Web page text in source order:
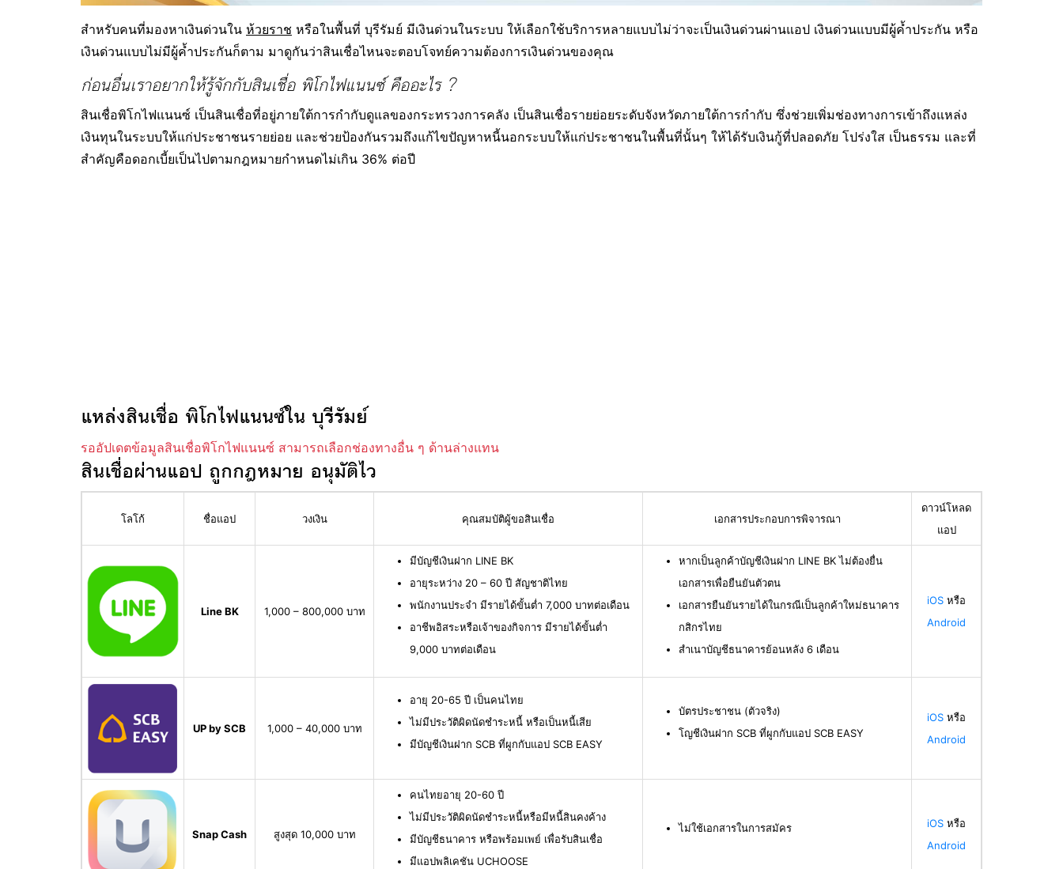
สำหรับคนที่มองหาเงินด่วนใน ห้วยราช หรือในพื้นที่ บุรีรัมย์ มีเงินด่วนในระบบ ให้เลือกใช้บริการหลายแบบไม่ว่าจะเป็นเงินด่วนผ่านแอป เงินด่วนแบบมีผู้ค้ำประกัน หรือ
เงินด่วนแบบไม่มีผู้ค้ำประกันก็ตาม มาดูกันว่าสินเชื่อไหนจะตอบโจทย์ความต้องการเงินด่วนของคุณ
ก่อนอื่นเราอยากให้รู้จักกับสินเชื่อ พิโกไฟแนนซ์ คืออะไร ?
สินเชื่อพิโกไฟแนนซ์ เป็นสินเชื่อที่อยู่ภายใต้การกำกับดูแลของกระทรวงการคลัง เป็นสินเชื่อรายย่อยระดับจังหวัดภายใต้การกำกับ ซึ่งช่วยเพิ่มช่องทางการเข้าถึงแหล่ง
เงินทุนในระบบให้แก่ประชาชนรายย่อย และช่วยป้องกันรวมถึงแก้ไขปัญหาหนี้นอกระบบให้แก่ประชาชนในพื้นที่นั้นๆ ให้ได้รับเงินกู้ที่ปลอดภัย โปร่งใส เป็นธรรม และที่
สำคัญคือดอกเบี้ยเป็นไปตามกฎหมายกำหนดไม่เกิน 36% ต่อปี
แหล่งสินเชื่อ พิโกไฟแนนซ์ใน บุรีรัมย์
รออัปเดตข้อมูลสินเชื่อพิโกไฟแนนซ์ สามารถเลือกช่องทางอื่น ๆ ด้านล่างแทน
สินเชื่อผ่านแอป ถูกกฎหมาย อนุมัติไว
โลโก้ ชื่อแอป วงเงิน คุณสมบัติผู้ขอสินเชื่อ เอกสารประกอบการพิจารณา
ดาวน์โหลด
แอป
Line BK 1,000 – 800,000 บาท
มีบัญชีเงินฝาก LINE BK
อายุระหว่าง 20 – 60 ปี สัญชาติไทย
พนักงานประจำ มีรายได้ขั้นต่ำ 7,000 บาทต่อเดือน
อาชีพอิสระหรือเจ้าของกิจการ มีรายได้ขั้นต่ำ
9,000 บาทต่อเดือน
หากเป็นลูกค้าบัญชีเงินฝาก LINE BK ไม่ต้องยื่น
เอกสารเพื่อยืนยันตัวตน
เอกสารยืนยันรายได้ในกรณีเป็นลูกค้าใหม่ธนาคาร
กสิกรไทย
สำเนาบัญชีธนาคารย้อนหลัง 6 เดือน
iOS หรือ
Android
UP by SCB 1,000 – 40,000 บาท
อายุ 20-65 ปี เป็นคนไทย
ไม่มีประวัติผิดนัดชำระหนี้ หรือเป็นหนี้เสีย
มีบัญชีเงินฝาก SCB ที่ผูกกับแอป SCB EASY
บัตรประชาชน (ตัวจริง)
โญชีเงินฝาก SCB ที่ผูกกับแอป SCB EASY
iOS หรือ
Android
Snap Cash สูงสุด 10,000 บาท
คนไทยอายุ 20-60 ปี
ไม่มีประวัติผิดนัดชำระหนี้หรือมีหนี้สินคงค้าง
มีบัญชีธนาคาร หรือพร้อมเพย์ เพื่อรับสินเชื่อ
มีแอปพลิเคชัน UCHOOSE
ไม่ใช้เอกสารในการสมัคร iOS หรือ
Android